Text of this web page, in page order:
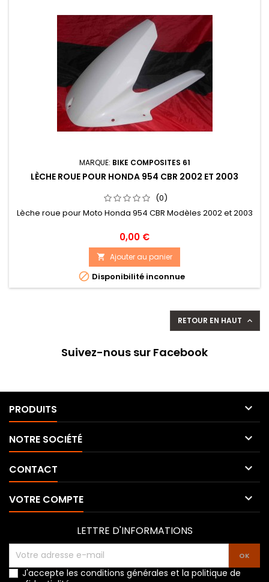
MARQUE: BIKE COMPOSITES 61
LÈCHE ROUE POUR HONDA 954 CBR 2002 ET 2003
(0)
Lèche roue pour Moto Honda 954 CBR Modèles 2002 et 2003
Prix
0,00 €
 Ajouter au panier
 Disponibilité inconnue
RETOUR EN HAUT 
Suivez-nous sur Facebook
PRODUITS 
NOTRE SOCIÉTÉ 
CONTACT 
VOTRE COMPTE 
LETTRE D'INFORMATIONS
J'accepte les conditions générales et la politique de